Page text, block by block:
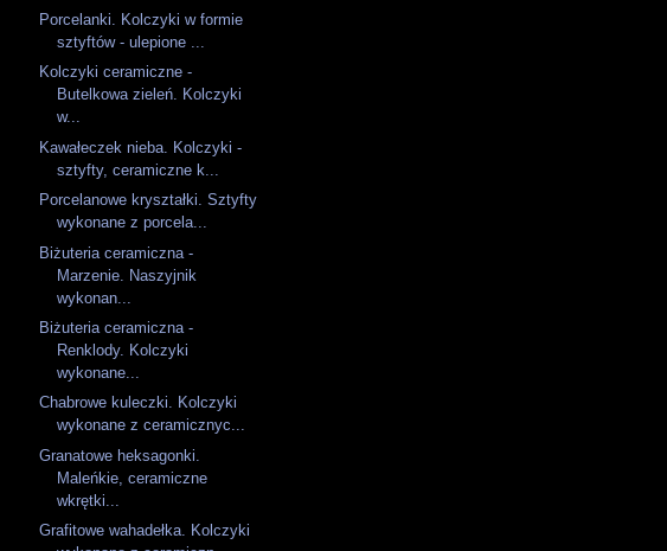
Porcelanki. Kolczyki w formie
sztyftów - ulepione ...
Kolczyki ceramiczne -
Butelkowa zieleń. Kolczyki
w...
Kawałeczek nieba. Kolczyki -
sztyfty, ceramiczne k...
Porcelanowe kryształki. Sztyfty
wykonane z porcela...
Biżuteria ceramiczna -
Marzenie. Naszyjnik
wykonan...
Biżuteria ceramiczna -
Renklody. Kolczyki
wykonane...
Chabrowe kuleczki. Kolczyki
wykonane z ceramicznyc...
Granatowe heksagonki.
Maleńkie, ceramiczne
wkrętki...
Grafitowe wahadełka. Kolczyki